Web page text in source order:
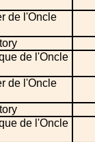
de l'Oncle
de l'Oncle
de l'Oncle
de l'Oncle